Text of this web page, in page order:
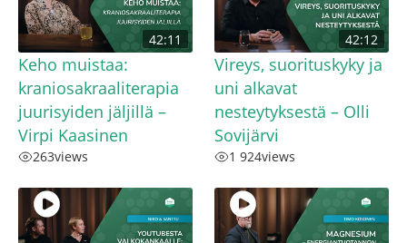
42:11
Keho muistaa:
kraniosakraaliterapia
juurisyiden jäljillä –
Virpi Kaasinen
263views
42:12
Vireys, suorituskyky ja
uni alkavat
nesteytyksestä – Olli
Sovijärvi
1 924views